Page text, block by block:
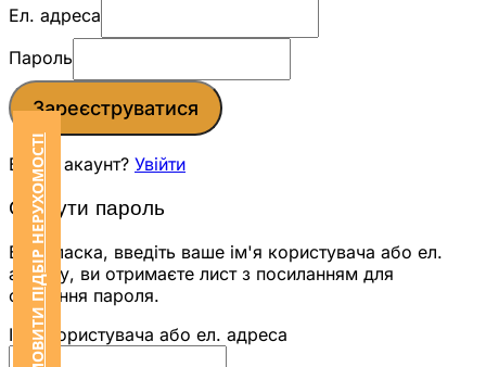
ЗАМОВИТИ ПІДБІР НЕРУХОМОСТІ
Ел. адреса
Пароль
Зареєструватися
Вже є акаунт? Увійти
Скинути пароль
Будь ласка, введіть ваше ім'я користувача або ел.
адресу, ви отримаєте лист з посиланням для
скидання пароля.
Ім'я користувача або ел. адреса